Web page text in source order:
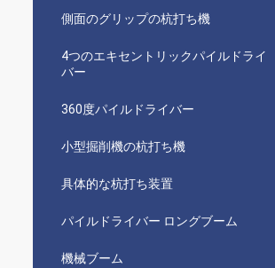
側面のグリップの杭打ち機
4つのエキセントリックパイルドライ
バー
360度パイルドライバー
小型掘削機の杭打ち機
具体的な杭打ち装置
パイルドライバー ロングブーム
機械ブーム